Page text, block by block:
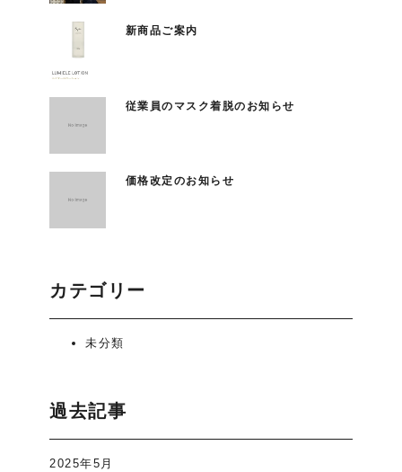
新商品ご案内
従業員のマスク着脱のお知らせ
価格改定のお知らせ
カテゴリー
未分類
過去記事
2025年5月